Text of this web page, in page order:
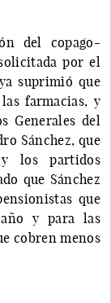
del copago-
por el
suprimió que
farmacias, y
Generales del
Sánchez, que
los partidos
que Sánchez
que
y para las
cobren menos